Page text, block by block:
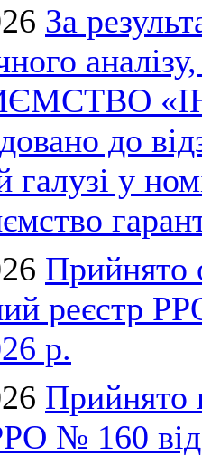
За
до
галузі у
Прийнято
реєстр
р.
Прийнято
№ 160